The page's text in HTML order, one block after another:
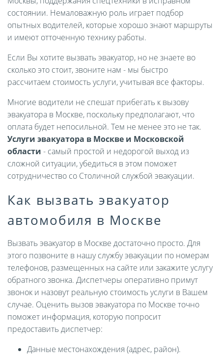
состоянии. Немаловажную роль играет подбор
опытных водителей, которые хорошо знают маршруты
и имеют отточенную технику работы.
Если Вы хотите вызвать эвакуатор, но не знаете во
сколько это стоит, звоните нам - мы быстро
рассчитаем стоимость услуги, учитывая все факторы.
Многие водители не спешат прибегать к вызову
эвакуатора в Москве, поскольку предполагают, что
оплата будет непосильной. Тем не менее это не так.
Услуги эвакуатора в Москве и Московской
области - самый простой и недорогой выход из
сложной ситуации, убедиться в этом поможет
сотрудничество со Столичной службой эвакуации.
Как вызвать эвакуатор
автомобиля в Москве
Вызвать эвакуатор в Москве достаточно просто. Для
этого позвоните в нашу службу эвакуации по номерам
телефонов, размещенных на сайте или закажите услугу
обратного звонка. Диспетчеры оперативно примут
звонок и назовут реальную стоимость услуги в Вашем
случае. Оценить вызов эвакуатора по Москве точно
поможет информация, которую попросит
предоставить диспетчер:
Данные местонахождения (адрес, район).